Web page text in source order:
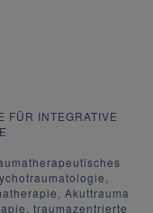
INTEGRATIVE
Akuttrauma
traumazentrierte